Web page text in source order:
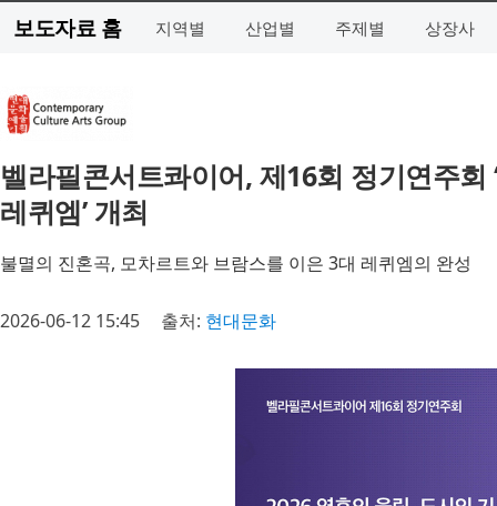
보도자료 홈 지역별 산업별 주제별 상장사
벨라필콘서트콰이어, 제16회 정기연주
레퀴엠’ 개최
불멸의 진혼곡, 모차르트와 브람스를 이은 3대 레퀴엠의 완성
2026-06-12 15:45 출처: 현대문화